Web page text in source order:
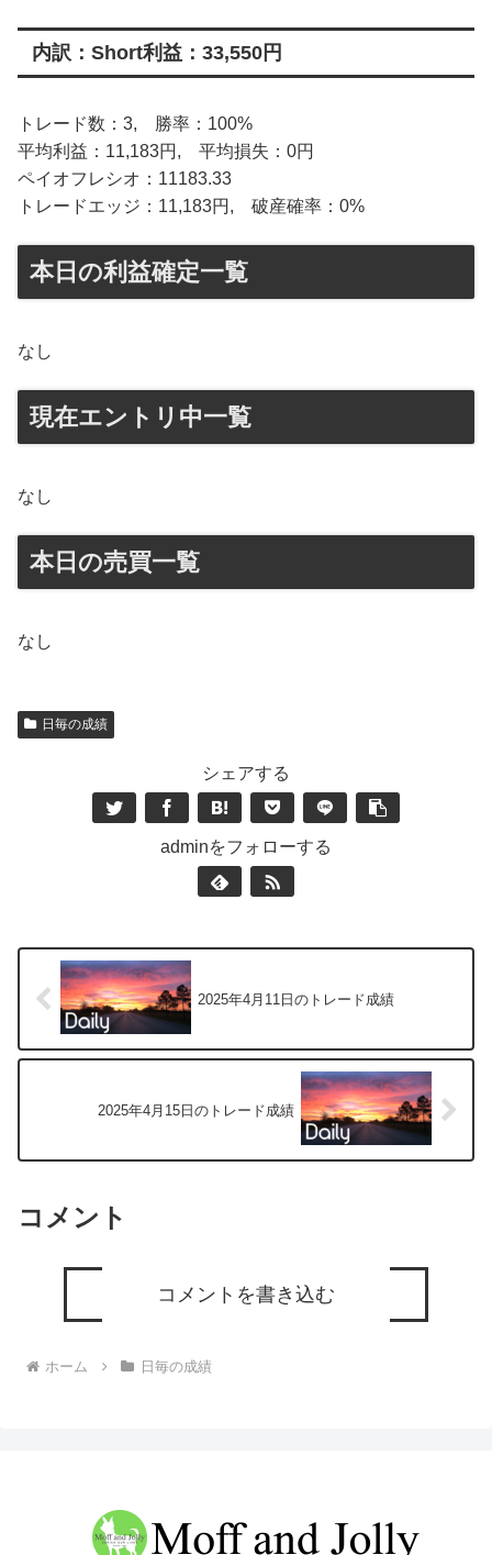
内訳：Short利益：33,550円
トレード数：3, 勝率：100%
平均利益：11,183円, 平均損失：0円
ペイオフレシオ：11183.33
トレードエッジ：11,183円, 破産確率：0%
本日の利益確定一覧
なし
現在エントリ中一覧
なし
本日の売買一覧
なし
日毎の成績
シェアする
adminをフォローする
2025年4月11日のトレード成績
2025年4月15日のトレード成績
コメント
コメントを書き込む
ホーム 日毎の成績